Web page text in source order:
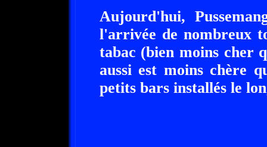
Aujourd'hui,
l'arrivée de nombreux
tabac (bien moins cher
aussi est moins chère
petits bars installés le